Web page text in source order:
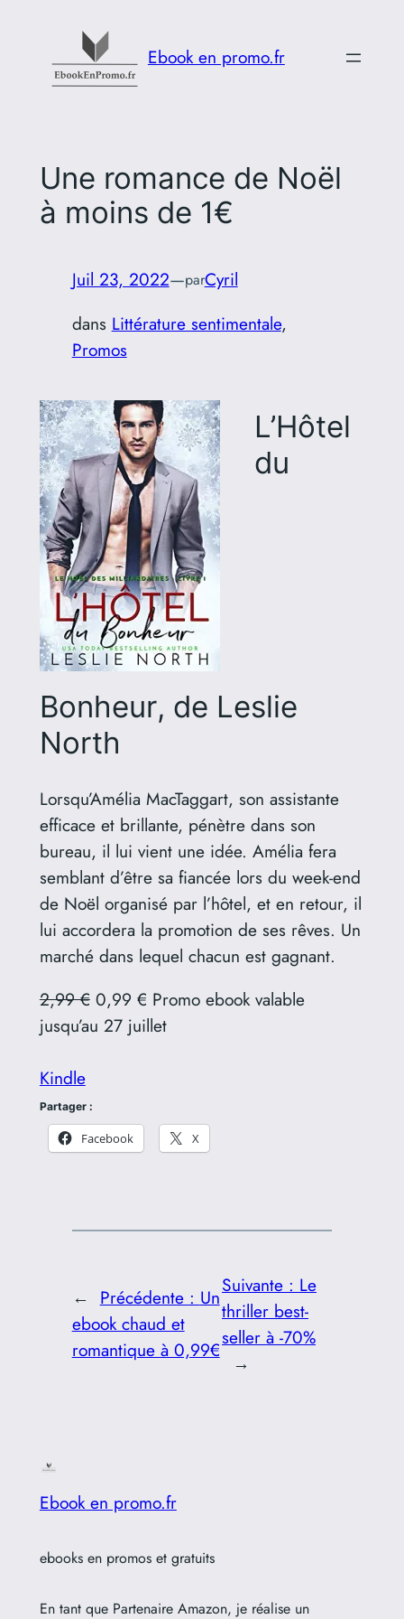
contenu
Ebook en promo.fr
Une romance de Noël
à moins de 1€
Juil 23, 2022—parCyril
dans Littérature sentimentale
Promos
L’Hôtel
du
Bonheur, de Leslie
North
Lorsqu’Amélia MacTaggart, son assistante
efficace et brillante, pénètre dans son
bureau, il lui vient une idée. Amélia fera
semblant d’être sa fiancée lors du week-end
de Noël organisé par l’hôtel, et en retour, il
lui accordera la promotion de ses rêves. Un
marché dans lequel chacun est gagnant.
2,99 €0,99 € Promo ebook valable
jusqu’au 27 juillet
Kindle
Partager :
Facebook X
← Précédente : Un
ebook chaud et
romantique à 0,99€
Suivante : Le
thriller best-
seller à -70%
→
Ebook en promo.fr
ebooks en promos et gratuits
En tant que Partenaire Amazon, je réalise un